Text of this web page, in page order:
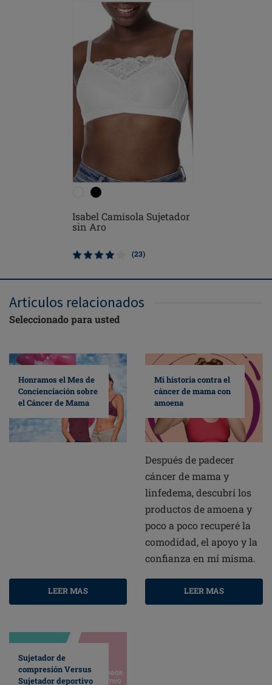
Isabel Camisola Sujetador
sin Aro
(23)
Articulos relacionados
Seleccionado para usted
Honramos el Mes de
Concienciación sobre
el Cáncer de Mama
LEER MAS
Mi historia contra el
cáncer de mama con
amoena
Después de padecer
cáncer de mama y
linfedema, descubrí los
productos de amoena y
poco a poco recuperé la
comodidad, el apoyo y la
confianza en mí misma.
LEER MAS
Sujetador de
compresión Versus
Sujetador deportivo